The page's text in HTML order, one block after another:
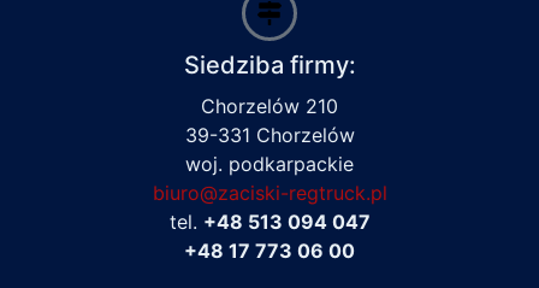
Siedziba firmy:
Chorzelów 210
39-331 Chorzelów
woj. podkarpackie
biuro@zaciski-regtruck.pl
tel. +48 513 094 047
+48 17 773 06 00